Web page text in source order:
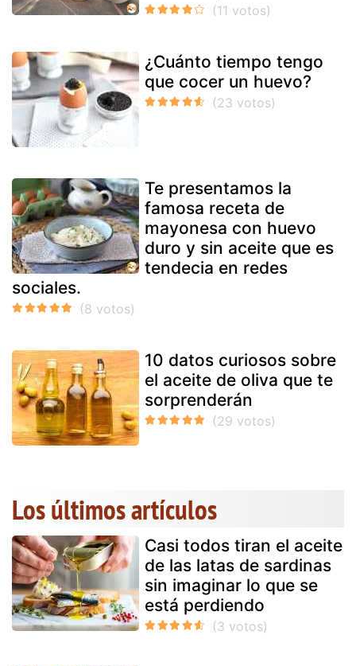
¿Cuánto tiempo tengo
que cocer un huevo?
Te presentamos la
famosa receta de
mayonesa con huevo
duro y sin aceite que es
tendecia en redes
sociales.
10 datos curiosos sobre
el aceite de oliva que te
sorprenderán
Los últimos artículos
Casi todos tiran el aceite
de las latas de sardinas
sin imaginar lo que se
está perdiendo